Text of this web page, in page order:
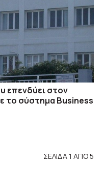
επενδύει στον
το σύστημα Business
ΣΕΛΙΔΑ 1 ΑΠΟ 5